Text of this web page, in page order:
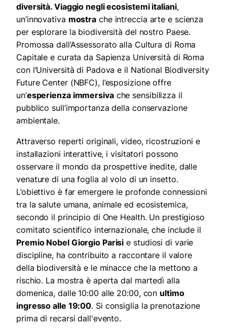
diversità. Viaggio negli ecosistemi italiani,
un’innovativa mostra che intreccia arte e scienza
per esplorare la biodiversità del nostro Paese.
Promossa dall’Assessorato alla Cultura di Roma
Capitale e curata da Sapienza Università di Roma
con l’Università di Padova e il National Biodiversity
Future Center (NBFC), l’esposizione offre
un’esperienza immersivache sensibilizza il
pubblico sull’importanza della conservazione
ambientale.
Attraverso reperti originali, video, ricostruzioni e
installazioni interattive, i visitatori possono
osservare il mondo da prospettive inedite, dalle
venature di una foglia al volo di un insetto.
L’obiettivo è far emergere le profonde connessioni
tra la salute umana, animale ed ecosistemica,
secondo il principio di One Health. Un prestigioso
comitato scientifico internazionale, che include il
Premio Nobel Giorgio Parisi e studiosi di varie
discipline, ha contribuito a raccontare il valore
della biodiversità e le minacce che la mettono a
rischio. La mostra è aperta dal martedì alla
domenica, dalle 10:00 alle 20:00, con ultimo
ingresso alle 19:00. Si consiglia la prenotazione
prima di recarsi dall'evento.